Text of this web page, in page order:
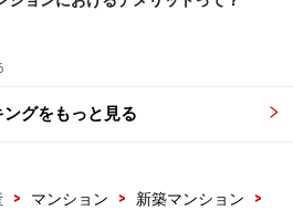
ングをもっと見る
> マンション > 新築マンション
>